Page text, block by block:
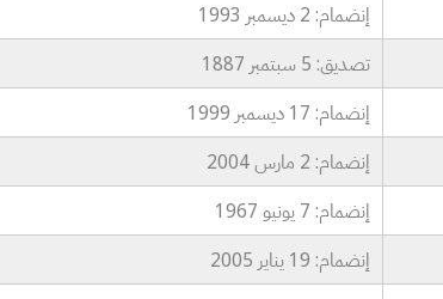
إنضمام: 2 ديسمبر 1993
تصديق: 5 سبتمبر 1887
إنضمام: 17 ديسمبر 1999
إنضمام: 2 مارس 2004
إنضمام: 7 يونيو 1967
إنضمام: 19 يناير 2005